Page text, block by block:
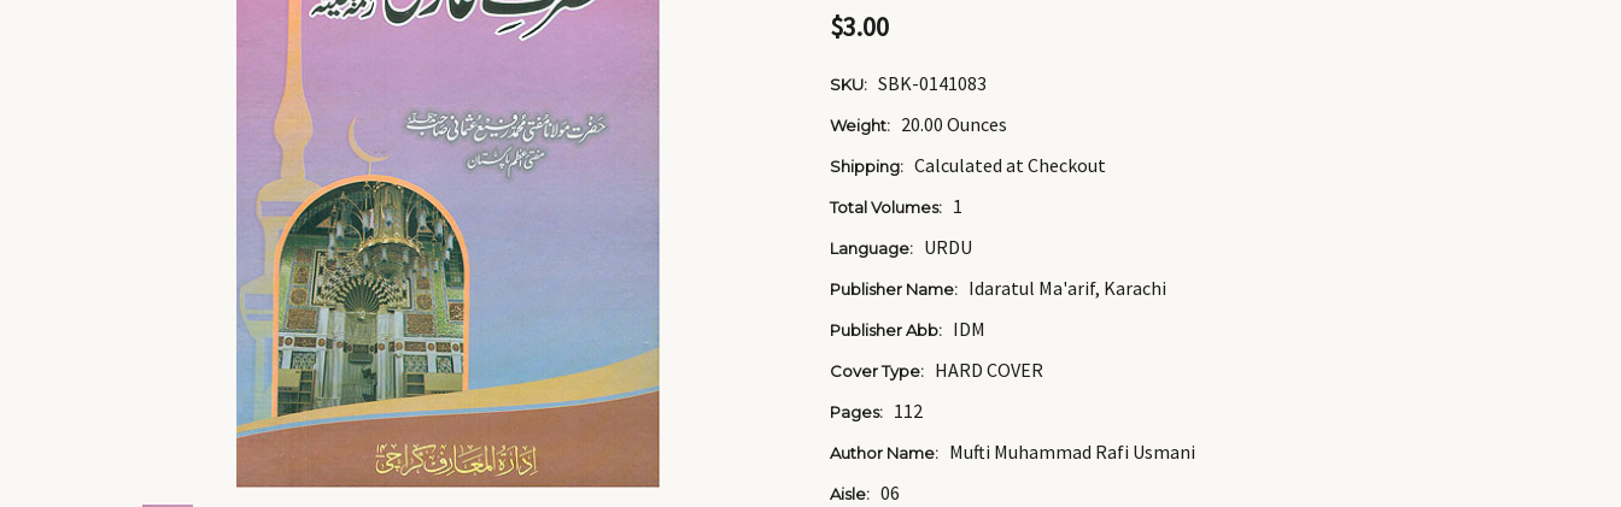
$3.00
SKU: SBK-0141083
Weight: 20.00 Ounces
Shipping: Calculated at Checkout
Total Volumes: 1
Language: URDU
Publisher Name: Idaratul Ma'arif, Karachi
Publisher Abb: IDM
Cover Type: HARD COVER
Pages: 112
Author Name: Mufti Muhammad Rafi Usmani
Aisle: 06